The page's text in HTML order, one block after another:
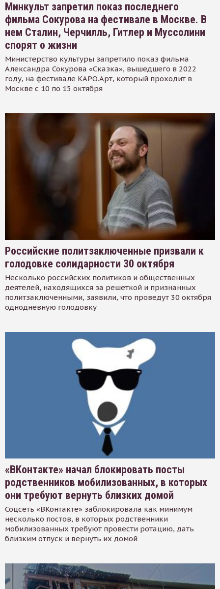
Минкульт запретил показ последнего
фильма Сокурова на фестивале в Москве. В
нем Сталин, Черчилль, Гитлер и Муссолини
спорят о жизни
Министерство культуры запретило показ фильма
Александра Сокурова «Сказка», вышедшего в 2022
году, на фестивале КАРО.Арт, который проходит в
Москве с 10 по 15 октября
Российские политзаключенные призвали к
голодовке солидарности 30 октября
Несколько российских политиков и общественных
деятелей, находящихся за решеткой и признанных
политзаключенными, заявили, что проведут 30 октября
однодневную голодовку
«ВКонтакте» начал блокировать посты
родственников мобилизованных, в которых
они требуют вернуть близких домой
Соцсеть «ВКонтакте» заблокировала как минимум
несколько постов, в которых родственники
мобилизованных требуют провести ротацию, дать
близким отпуск и вернуть их домой